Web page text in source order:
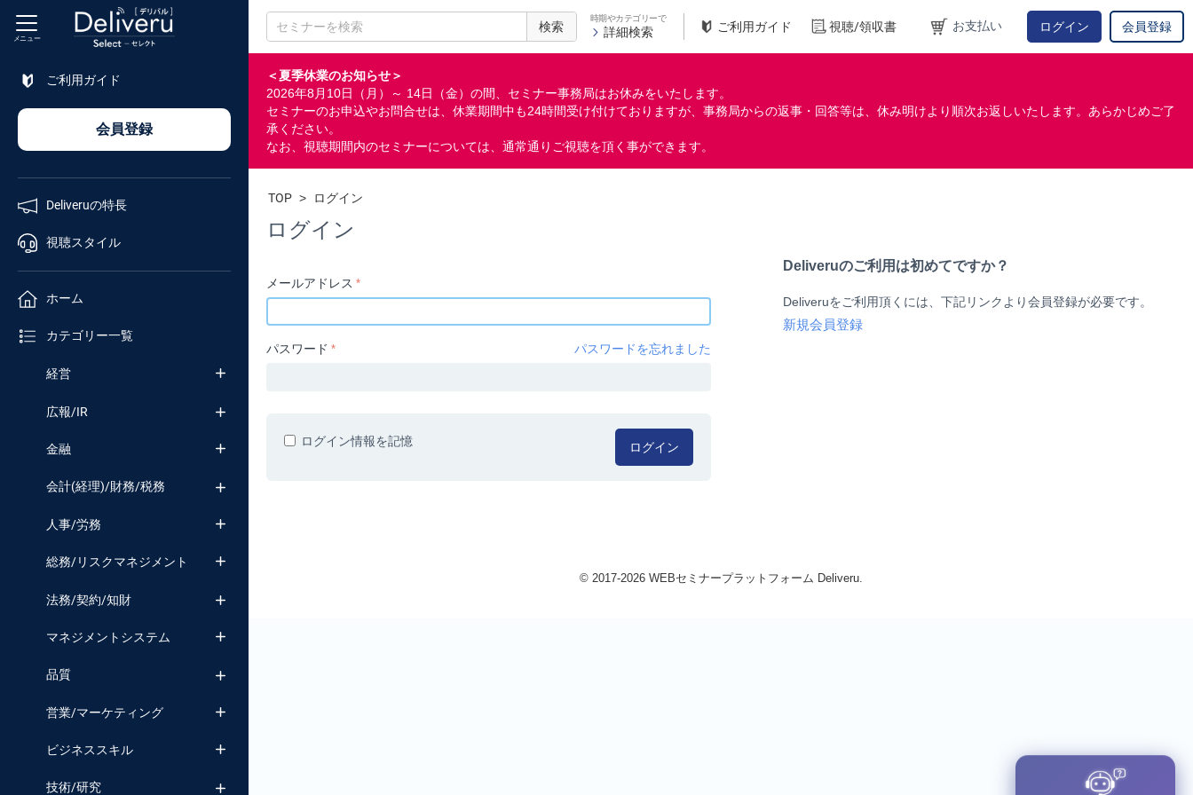
検索
時期やカテゴリーで
詳細検索 ご利用ガイド 視聴/領収書 お支払い ログイン 会員登録
＜夏季休業のお知らせ＞
2026年8月10日（月）～ 14日（金）の間、セミナー事務局はお休みをいたします。
セミナーのお申込やお問合せは、休業期間中も24時間受け付けておりますが、事務局からの返事・回答等は、休み明けより順次お返しいたします。あらかじめご了
承ください。
なお、視聴期間内のセミナーについては、通常通りご視聴を頂く事ができます。
メニュー
ご利用ガイド
会員登録
Deliveruの特長
視聴スタイル
ホーム
カテゴリー一覧
経営
広報/IR
金融
会計(経理)/財務/税務
人事/労務
総務/リスクマネジメント
法務/契約/知財
マネジメントシステム
品質
営業/マーケティング
ビジネススキル
技術/研究
企業
チャンネル
TOP > ログイン
ログイン
メールアドレス
パスワード パスワードを忘れました
ログイン
ログイン情報を記憶
Deliveruのご利用は初めてですか？
Deliveruをご利用頂くには、下記リンクより会員登録が必要です。
新規会員登録
© 2017-2026 WEBセミナープラットフォーム Deliveru.